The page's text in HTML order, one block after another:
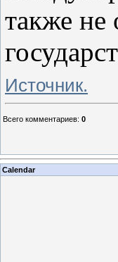
также не
Источник.
Всего комментариев: 0
Calendar